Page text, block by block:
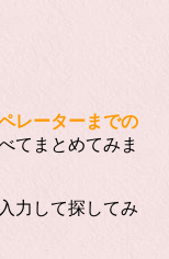
レーターまでの
てまとめてみま
力して探してみ